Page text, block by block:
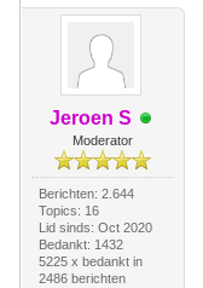
Jeroen S
Moderator
Berichten: 2.644
Topics: 16
Lid sinds: Oct 2020
Bedankt: 1432
5225 x bedankt in
2486 berichten